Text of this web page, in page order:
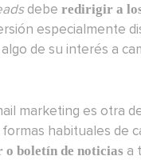
debe redirigir a
especialmente
de su interés a
marketing es otra
formas habituales de
o boletín de noticias a